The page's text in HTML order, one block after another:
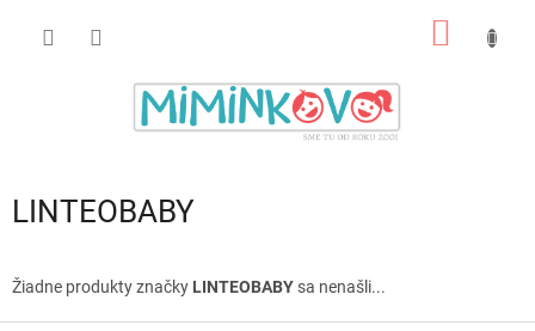
LINTEOBABY
Žiadne produkty značky LINTEOBABY sa nenašli...